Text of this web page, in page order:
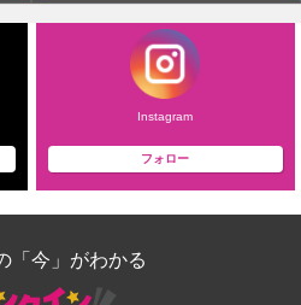
Instagram
フォロー
「今」がわかる